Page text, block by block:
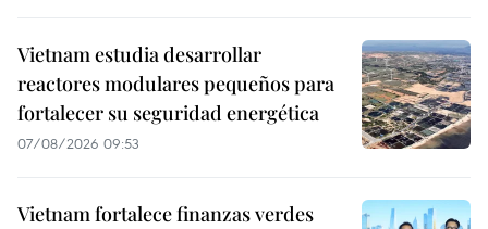
Vietnam estudia desarrollar
reactores modulares pequeños para
fortalecer su seguridad energética
07/08/2026 09:53
Vietnam fortalece finanzas verdes